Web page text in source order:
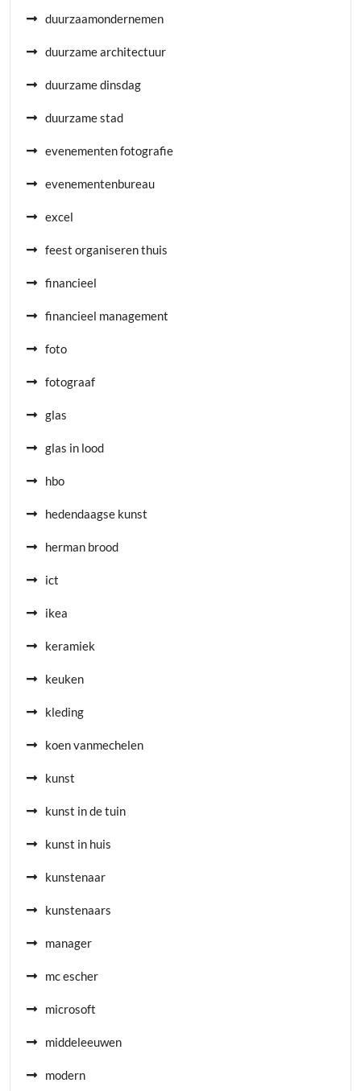
duurzaamondernemen
duurzame architectuur
duurzame dinsdag
duurzame stad
evenementen fotografie
evenementenbureau
excel
feest organiseren thuis
financieel
financieel management
foto
fotograaf
glas
glas in lood
hbo
hedendaagse kunst
herman brood
ict
ikea
keramiek
keuken
kleding
koen vanmechelen
kunst
kunst in de tuin
kunst in huis
kunstenaar
kunstenaars
manager
mc escher
microsoft
middeleeuwen
modern